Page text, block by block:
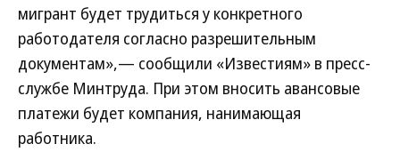
мигрант будет трудиться у конкретного
работодателя согласно разрешительным
документам»,— сообщили «Известиям» в пресс-
службе Минтруда. При этом вносить авансовые
платежи будет компания, нанимающая
работника.